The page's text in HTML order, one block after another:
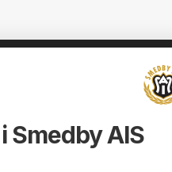
Smedby AIS